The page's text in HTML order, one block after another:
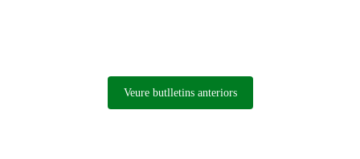
euros, la gran majoria a una penya, anomenada
‘La Riera’, de clients de fa molts anys, integrada
Veure butlletins anteriors